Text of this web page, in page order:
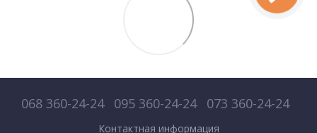
068 360-24-24 095 360-24-24 073 360-24-24
Контактная информация